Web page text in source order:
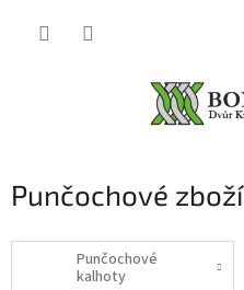
Punčochové zboží
Punčochové
kalhoty